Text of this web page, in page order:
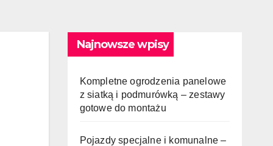
Najnowsze wpisy
Kompletne ogrodzenia panelowe
z siatką i podmurówką – zestawy
gotowe do montażu
Pojazdy specjalne i komunalne –